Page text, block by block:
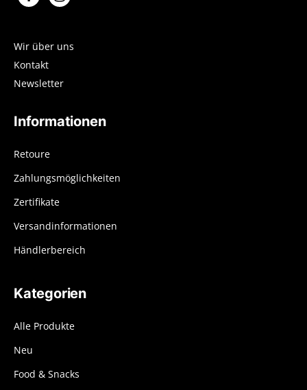
Wir über uns
Kontakt
Newsletter
Informationen
Retoure
Zahlungsmöglichkeiten
Zertifikate
Versandinformationen
Händlerbereich
Kategorien
Alle Produkte
Neu
Food & Snacks